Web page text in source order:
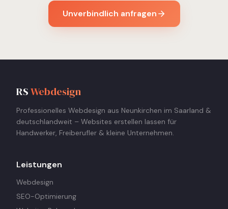
Unverbindlich anfragen
RSWebdesign
Professionelles Webdesign aus Neunkirchen im Saarland &
deutschlandweit – Websites erstellen lassen für
Handwerker, Freiberufler & kleine Unternehmen.
Leistungen
Webdesign
SEO-Optimierung